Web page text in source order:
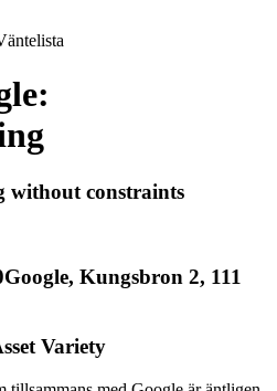
without constraints
Google, Kungsbron 2, 111
Variety